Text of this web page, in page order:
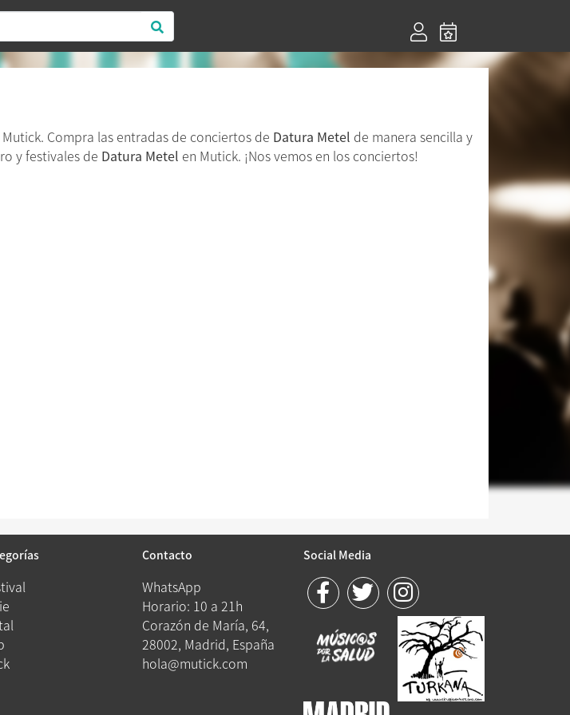
Compra las entradas de conciertos de Datura Metel de manera sencilla y
y festivales de Datura Metel en Mutick. ¡Nos vemos en los conciertos!
Contacto
WhatsApp
Horario: 10 a 21h
Corazón de María, 64,
28002, Madrid, España
hola@mutick.com
Social Media